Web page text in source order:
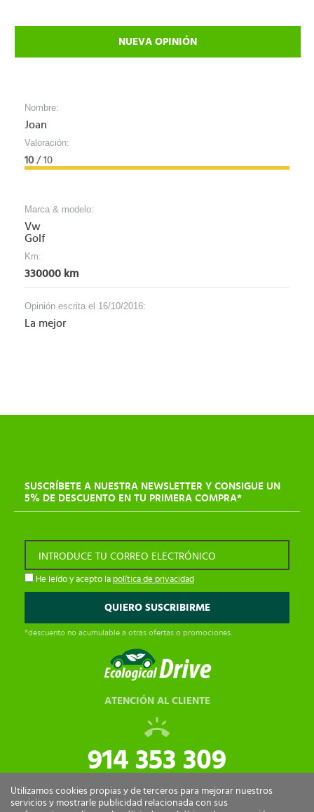
NUEVA OPINIÓN
Nombre:
Joan
Valoración:
10/ 10
Marca & modelo:
Vw
Golf
Km:
330000 km
Opinión escrita el 16/10/2016:
La mejor
SUSCRÍBETE A NUESTRA NEWSLETTER Y CONSIGUE UN
5% DE DESCUENTO EN TU PRIMERA COMPRA*
INTRODUCE TU CORREO ELECTRÓNICO
He leído y acepto la política de privacidad
*descuento no acumulable a otras ofertas o promociones.
ATENCIÓN AL CLIENTE
914 353 309
tiendaonline@ecologicaldrive.com
Utilizamos cookies propias y de terceros para mejorar nuestros
servicios y mostrarle publicidad relacionada con sus